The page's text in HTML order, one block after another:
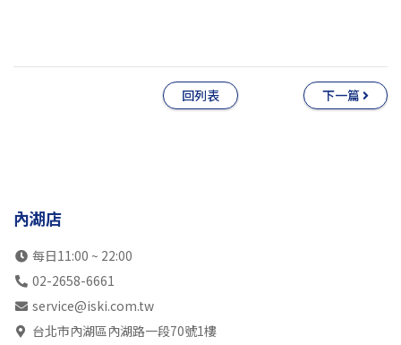
回列表 下一篇
內湖店
每日11:00 ~ 22:00
02-2658-6661
service@iski.com.tw
台北市內湖區內湖路一段70號1樓